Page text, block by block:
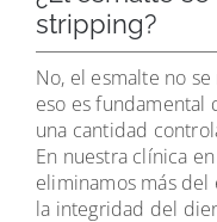
stripping?
No, el esmalte no
eso es fundamental
una cantidad
En nuestra clínica
eliminamos más
la integridad del